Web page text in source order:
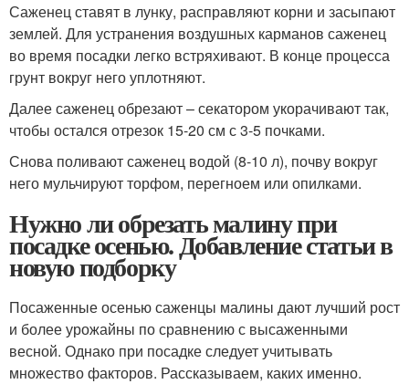
Саженец ставят в лунку, расправляют корни и засыпают
землей. Для устранения воздушных карманов саженец
во время посадки легко встряхивают. В конце процесса
грунт вокруг него уплотняют.
Далее саженец обрезают – секатором укорачивают так,
чтобы остался отрезок 15-20 см с 3-5 почками.
Снова поливают саженец водой (8-10 л), почву вокруг
него мульчируют торфом, перегноем или опилками.
Нужно ли обрезать малину при
посадке осенью. Добавление статьи в
новую подборку
Посаженные осенью саженцы малины дают лучший рост
и более урожайны по сравнению с высаженными
весной. Однако при посадке следует учитывать
множество факторов. Рассказываем, каких именно.